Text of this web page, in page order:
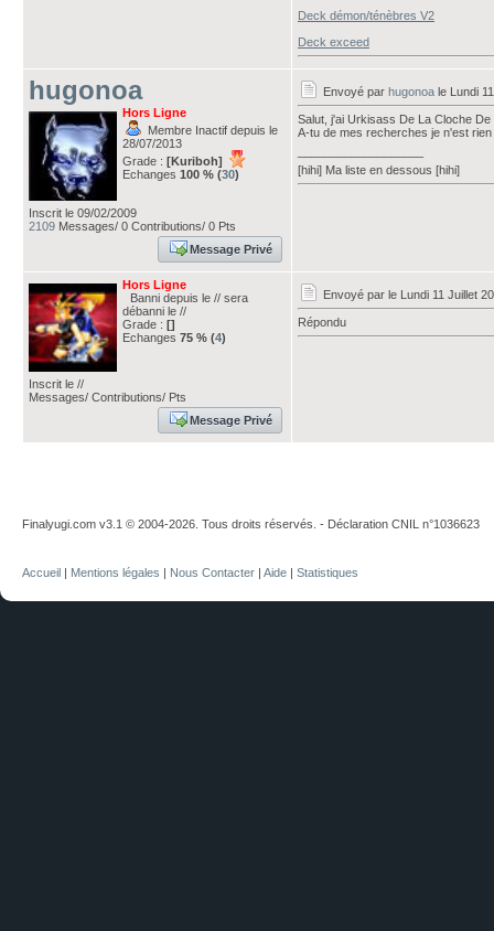
Deck démon/ténèbres V2
Deck exceed
hugonoa
Hors Ligne
Membre Inactif depuis le
28/07/2013
Grade : [Kuriboh]
Echanges 100 % (30)
Inscrit le 09/02/2009
2109 Messages/ 0 Contributions/ 0 Pts
Message Privé
Envoyé par hugonoa le Lundi
Salut, j'ai Urkisass De La Cloche De
A-tu de mes recherches je n'est
[hihi] Ma liste en dessous [hihi]
Hors Ligne
Banni depuis le // sera
débanni le //
Grade : []
Echanges 75 % (4)
Inscrit le //
Messages/ Contributions/ Pts
Message Privé
Envoyé par le Lundi 11 Juillet
Répondu
Finalyugi.com v3.1 © 2004-2026. Tous droits réservés. - Déclaration CNIL n°1036623
Accueil | Mentions légales | Nous Contacter | Aide | Statistiques